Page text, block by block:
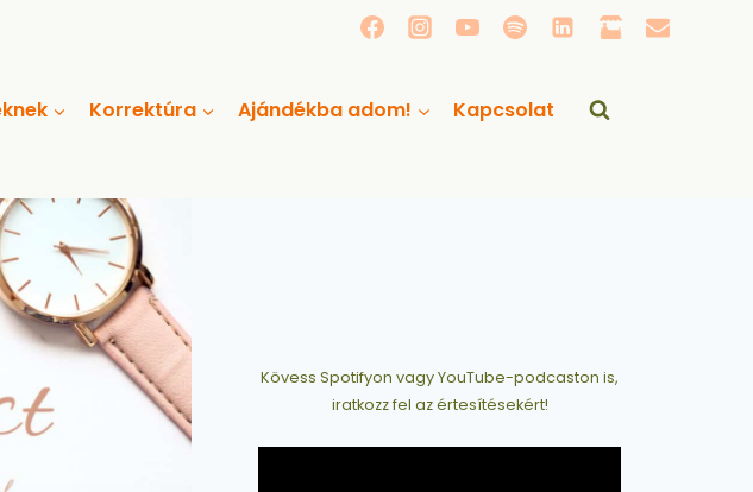
Korrektúra Ajándékba adom! Kapcsolat
Kövess Spotifyon vagy YouTube-podcaston is,
iratkozz fel az értesítésekért!